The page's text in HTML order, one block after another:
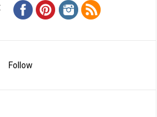
Follow